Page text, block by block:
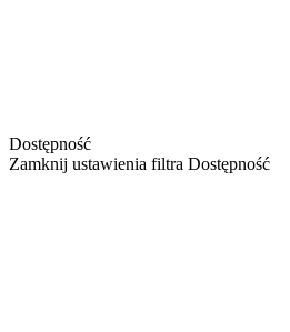
Dostępność
Zamknij ustawienia filtra Dostępność